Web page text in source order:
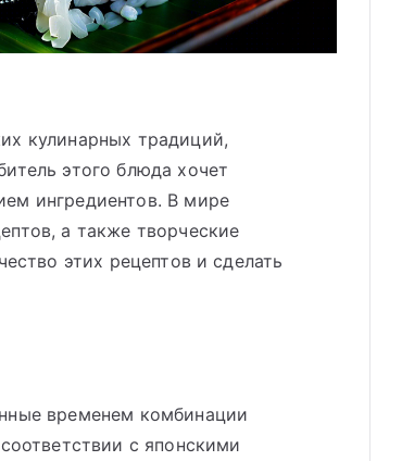
кулинарных традиций,
этого блюда хочет
ингредиентов. В мире
а также творческие
этих рецептов и сделать
временем комбинации
с японскими